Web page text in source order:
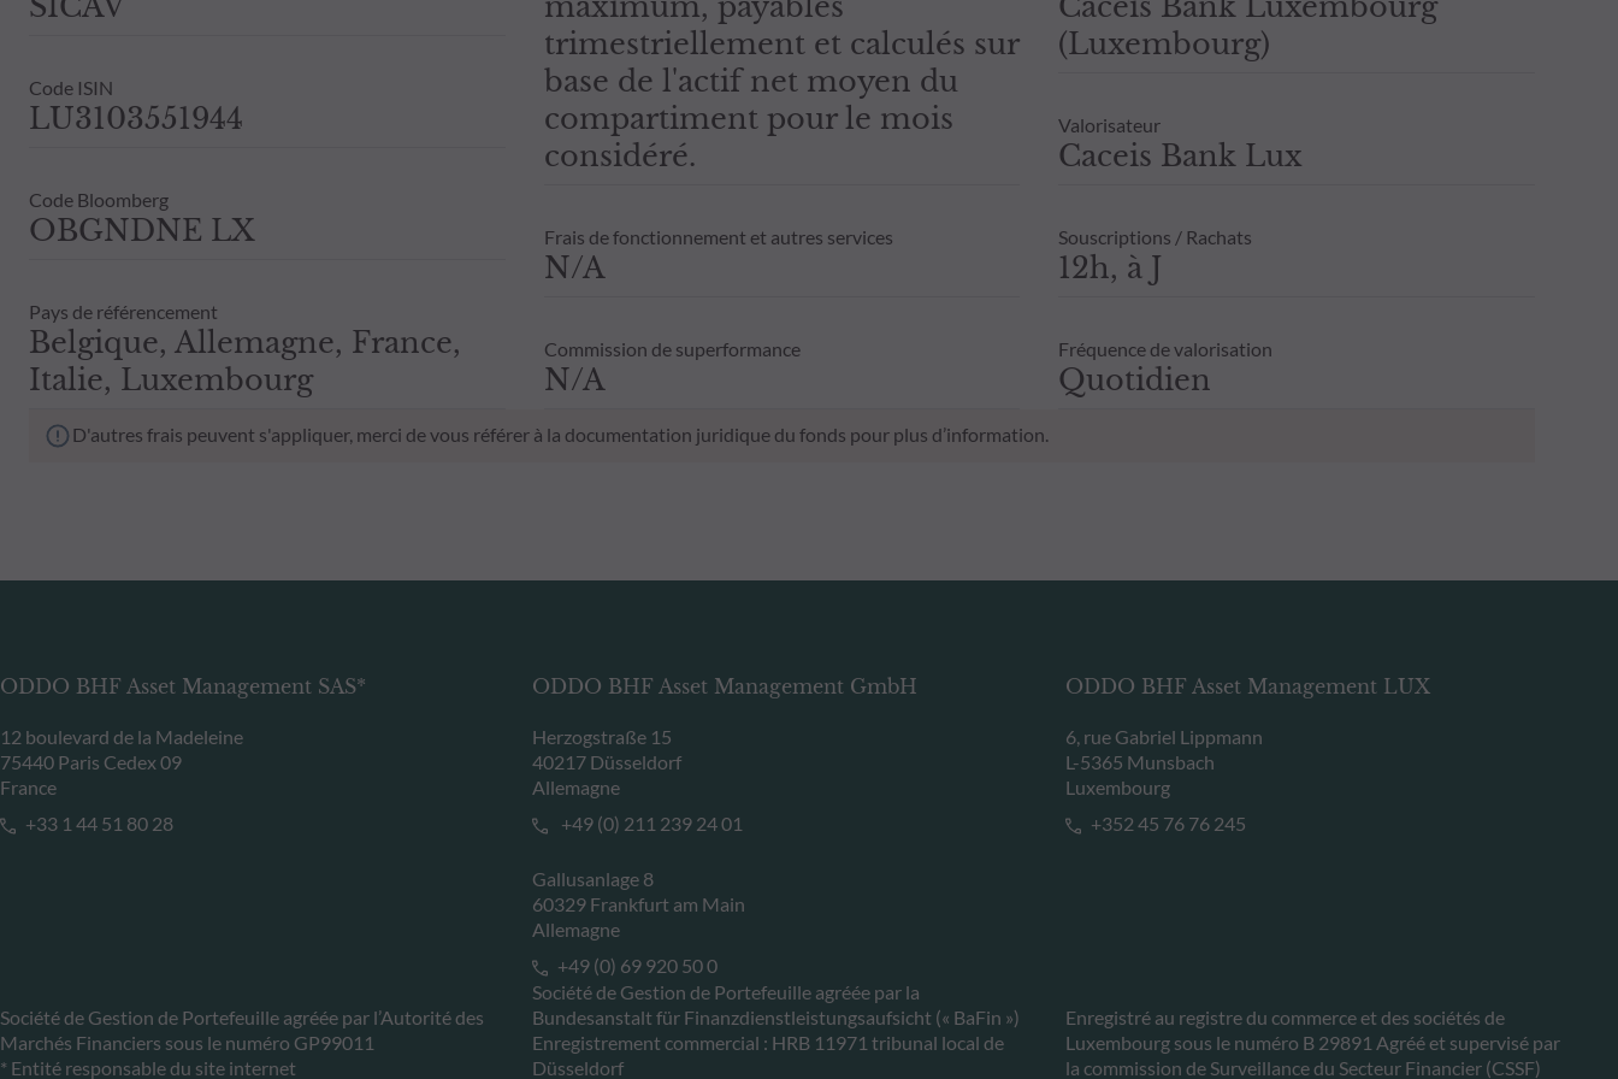
Code ISIN
LU3103551944
Code Bloomberg
OBGNDNE LX
Pays de référencement
Belgique, Allemagne, France,
Italie, Luxembourg
trimestriellement et calculés sur
base de l'actif net moyen du
compartiment pour le mois
considéré.
Frais de fonctionnement et autres services
N/A
Commission de superformance
N/A
(Luxembourg)
Valorisateur
Caceis Bank Lux
Souscriptions / Rachats
12h, à J
Fréquence de valorisation
Quotidien
D'autres frais peuvent s'appliquer, merci de vous référer à la documentation juridique du fonds pour plus d’information.
ODDO BHF Asset Management SAS*
12 boulevard de la Madeleine
75440 Paris Cedex 09
France
+33 1 44 51 80 28
Société de Gestion de Portefeuille agréée par l’Autorité des
Marchés Financiers sous le numéro GP99011
* Entité responsable du site internet
ODDO BHF Asset Management GmbH
Herzogstraße 15
40217 Düsseldorf
Allemagne
+49 (0) 211 239 24 01
Gallusanlage 8
60329 Frankfurt am Main
Allemagne
+49 (0) 69 920 50 0
Société de Gestion de Portefeuille agréée par la
Bundesanstalt für Finanzdienstleistungsaufsicht (« BaFin »)
Enregistrement commercial : HRB 11971 tribunal local de
Düsseldorf
ODDO BHF Asset Management LUX
6, rue Gabriel Lippmann
L-5365 Munsbach
Luxembourg
+352 45 76 76 245
Enregistré au registre du commerce et des sociétés de
Luxembourg sous le numéro B 29891 Agréé et supervisé par
la commission de Surveillance du Secteur Financier (CSSF)